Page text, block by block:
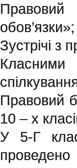
обов’язки»;
Зустрічі з
Правовий
10 – х
У 5-Г